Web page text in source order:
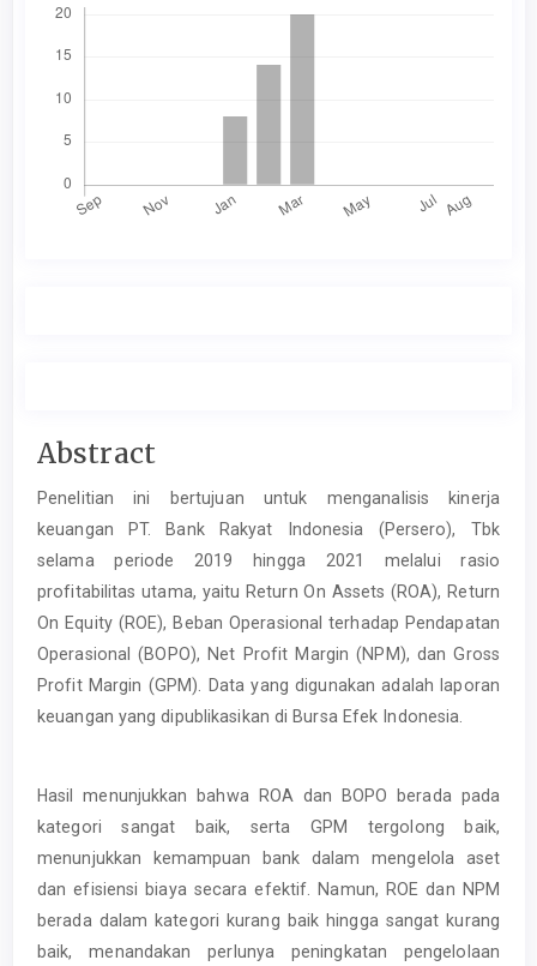
Main
Article
Content
Abstract
Penelitian ini bertujuan untuk menganalisis kinerja
keuangan PT. Bank Rakyat Indonesia (Persero), Tbk
selama periode 2019 hingga 2021 melalui rasio
profitabilitas utama, yaitu Return On Assets (ROA), Return
On Equity (ROE), Beban Operasional terhadap Pendapatan
Operasional (BOPO), Net Profit Margin (NPM), dan Gross
Profit Margin (GPM). Data yang digunakan adalah laporan
keuangan yang dipublikasikan di Bursa Efek Indonesia.
Hasil menunjukkan bahwa ROA dan BOPO berada pada
kategori sangat baik, serta GPM tergolong baik,
menunjukkan kemampuan bank dalam mengelola aset
dan efisiensi biaya secara efektif. Namun, ROE dan NPM
berada dalam kategori kurang baik hingga sangat kurang
baik, menandakan perlunya peningkatan pengelolaan